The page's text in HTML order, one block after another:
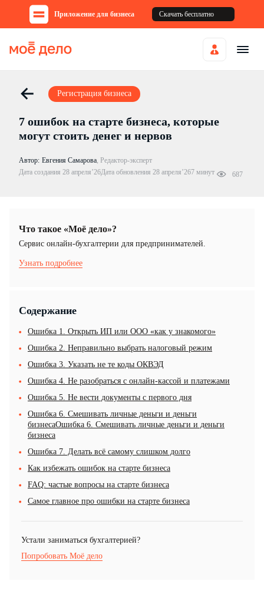
Приложение для бизнеса Скачать бесплатно
Регистрация бизнеса
7 ошибок на старте бизнеса, которые
могут стоить денег и нервов
Автор: Евгения Самарова, Редактор-эксперт
Дата создания 28 апреля’26Дата обновления 28 апреля’267 минут 687
Что такое «Моё дело»?
Cервис онлайн-бухгалтерии для предпринимателей.
Узнать подробнее
Содержание
Ошибка 1. Открыть ИП или ООО «как у знакомого»
Ошибка 2. Неправильно выбрать налоговый режим
Ошибка 3. Указать не те коды ОКВЭД
Ошибка 4. Не разобраться с онлайн-кассой и платежами
Ошибка 5. Не вести документы с первого дня
Ошибка 6. Смешивать личные деньги и деньги
бизнесаОшибка 6. Смешивать личные деньги и деньги
бизнеса
Ошибка 7. Делать всё самому слишком долго
Как избежать ошибок на старте бизнеса
FAQ: частые вопросы на старте бизнеса
Самое главное про ошибки на старте бизнеса
Устали заниматься бухгалтерией?
Попробовать Моё дело